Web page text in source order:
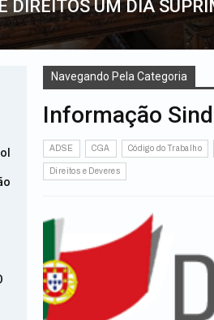
DIREITOS UM DIA
Navegando Pela Categoria
Informação
ADSE CGA Código do Trabalho
Direitos e Deveres